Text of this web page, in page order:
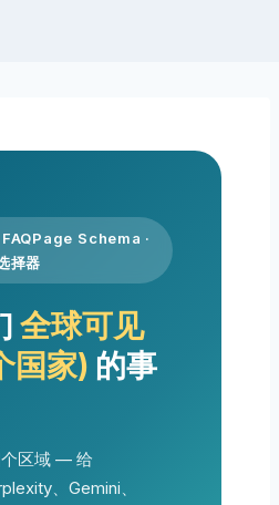
FAQPage Schema ·
择器
全球可见
国家) 的事
个区域 — 给
、Gemini、